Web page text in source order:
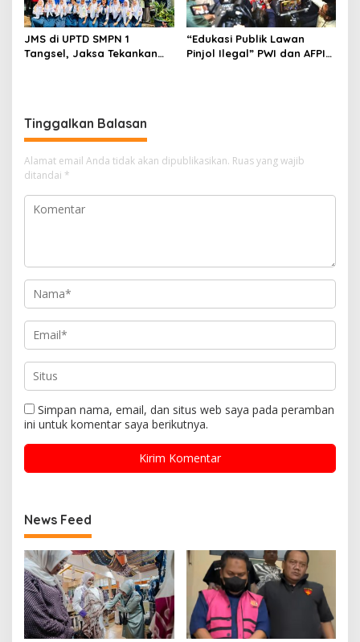
JMS di UPTD SMPN 1
Tangsel, Jaksa Tekankan
“Edukasi Publik Lawan
Pinjol Ilegal” PWI dan AFPI
Tinggalkan Balasan
Alamat email Anda tidak akan dipublikasikan. Ruas yang wajib
ditandai *
Simpan nama, email, dan situs web saya pada peramban
ini untuk komentar saya berikutnya.
News Feed